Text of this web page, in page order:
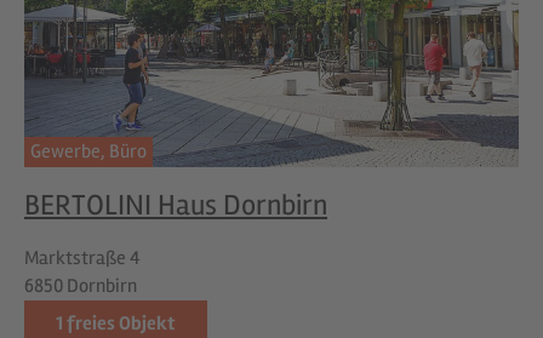
Gewerbe, Büro
BERTOLINI Haus Dornbirn
Marktstraße 4
6850 Dornbirn
1freies Objekt